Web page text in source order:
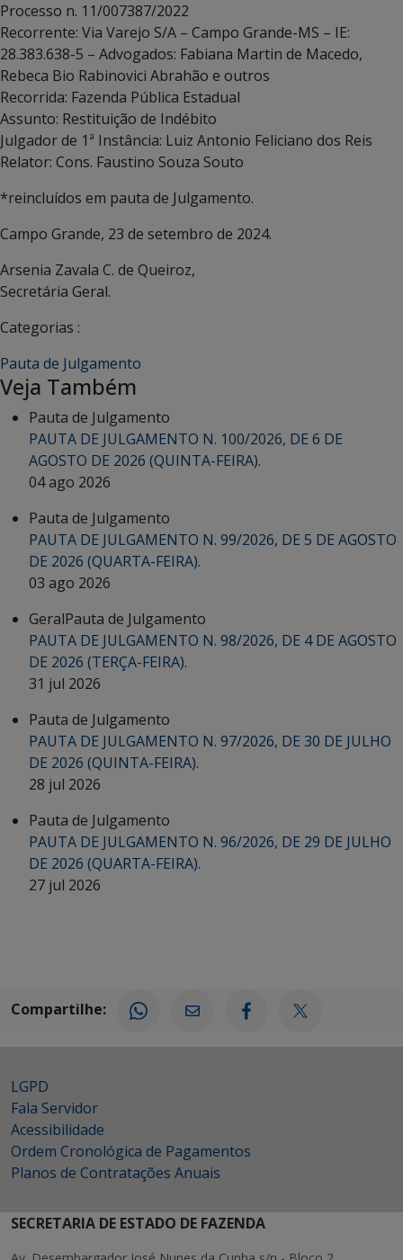
Processo n. 11/007387/2022
Recorrente: Via Varejo S/A – Campo Grande-MS – IE:
28.383.638-5 – Advogados: Fabiana Martin de Macedo,
Rebeca Bio Rabinovici Abrahão e outros
Recorrida: Fazenda Pública Estadual
Assunto: Restituição de Indébito
Julgador de 1ª Instância: Luiz Antonio Feliciano dos Reis
Relator: Cons. Faustino Souza Souto
*reincluídos em pauta de Julgamento.
Campo Grande, 23 de setembro de 2024.
Arsenia Zavala C. de Queiroz,
Secretária Geral.
Categorias :
Pauta de Julgamento
Veja Também
Pauta de Julgamento
PAUTA DE JULGAMENTO N. 100/2026, DE 6 DE
AGOSTO DE 2026 (QUINTA-FEIRA).
04 ago 2026
Pauta de Julgamento
PAUTA DE JULGAMENTO N. 99/2026, DE 5 DE AGOSTO
DE 2026 (QUARTA-FEIRA).
03 ago 2026
GeralPauta de Julgamento
PAUTA DE JULGAMENTO N. 98/2026, DE 4 DE AGOSTO
DE 2026 (TERÇA-FEIRA).
31 jul 2026
Pauta de Julgamento
PAUTA DE JULGAMENTO N. 97/2026, DE 30 DE JULHO
DE 2026 (QUINTA-FEIRA).
28 jul 2026
Pauta de Julgamento
PAUTA DE JULGAMENTO N. 96/2026, DE 29 DE JULHO
DE 2026 (QUARTA-FEIRA).
27 jul 2026
Compartilhe:
LGPD
Fala Servidor
Acessibilidade
Ordem Cronológica de Pagamentos
Planos de Contratações Anuais
SECRETARIA DE ESTADO DE FAZENDA